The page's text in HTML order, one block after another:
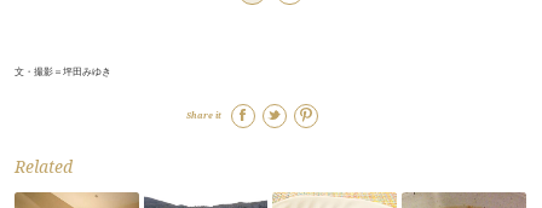
文・撮影＝坪田みゆき
Share it
Related